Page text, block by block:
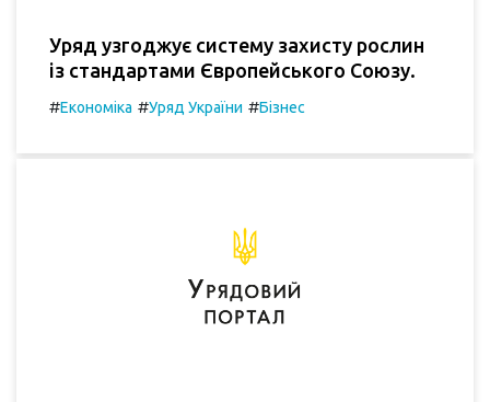
Уряд узгоджує систему захисту рослин
із стандартами Європейського Союзу.
#Економіка #Уряд України #Бізнес